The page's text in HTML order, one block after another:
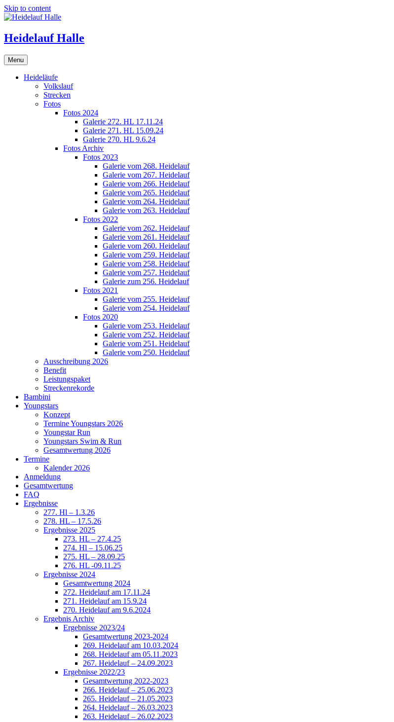
Skip to content
Heidelauf Halle
Menu
Heideläufe
Volkslauf
Strecken
Fotos
Fotos 2024
Galerie 272. HL 17.11.24
Galerie 271. HL 15.09.24
Galerie 270. HL 9.6.24
Fotos Archiv
Fotos 2023
Galerie vom 268. Heidelauf
Galerie vom 267. Heidelauf
Galerie vom 266. Heidelauf
Galerie vom 265. Heidelauf
Galerie vom 264. Heidelauf
Galerie vom 263. Heidelauf
Fotos 2022
Galerie vom 262. Heidelauf
Galerie vom 261. Heidelauf
Galerie vom 260. Heidelauf
Galerie vom 259. Heidelauf
Galerie vom 258. Heidelauf
Galerie vom 257. Heidelauf
Galerie zum 256. Heidelauf
Fotos 2021
Galerie vom 255. Heidelauf
Galerie vom 254. Heidelauf
Fotos 2020
Galerie vom 253. Heidelauf
Galerie vom 252. Heidelauf
Galerie vom 251. Heidelauf
Galerie vom 250. Heidelauf
Ausschreibung 2026
Benefit
Leistungspaket
Streckenrekorde
Bambini
Youngstars
Konzept
Termine Youngstars 2026
Youngstar Run
Youngstars Swim & Run
Gesamtwertung 2026
Termine
Kalender 2026
Anmeldung
Gesamtwertung
FAQ
Ergebnisse
277. Hl – 1.3.26
278. HL – 17.5.26
Ergebnisse 2025
273. HL – 27.4.25
274. Hl – 15.06.25
275. HL – 28.09.25
276. HL -09.11.25
Ergebnisse 2024
Gesamtwertung 2024
272. Heidelauf am 17.11.24
271. Heidelauf am 15.9.24
270. Heidelauf am 9.6.2024
Ergebnis Archiv
Ergebnisse 2023/24
Gesamtwertung 2023-2024
269. Heidelauf am 10.03.2024
268. Heidelauf am 05.11.2023
267. Heidelauf – 24.09.2023
Ergebnisse 2022/23
Gesamtwertung 2022-2023
266. Heidelauf – 25.06.2023
265. Heidelauf – 21.05.2023
264. Heidelauf – 26.03.2023
263. Heidelauf – 26.02.2023